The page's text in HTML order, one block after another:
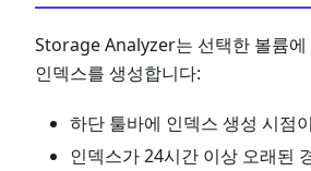
Storage Analyzer는 선택한 볼륨에
인덱스를 생성합니다:
하단 툴바에 인덱스 생성 시점
인덱스가 24시간 이상 오래된